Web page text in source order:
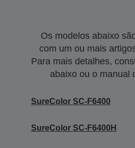
Os modelos abaixo
com um ou mais
Para mais detalhes,
abaixo ou o manual
SureColor SC-F6400
SureColor SC-F6400H